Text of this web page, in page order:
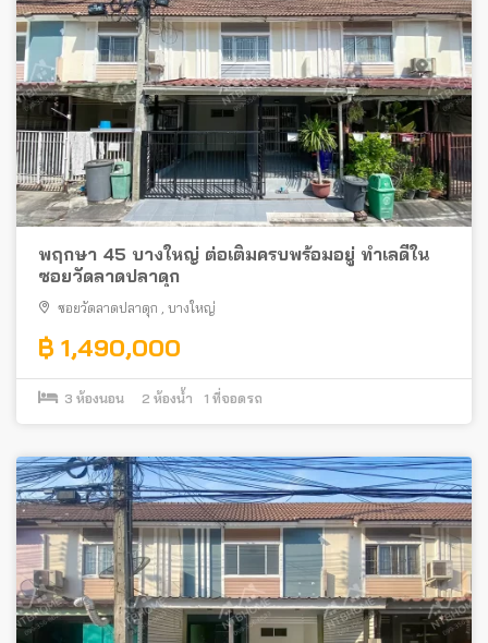
พฤกษา 45 บางใหญ่ ต่อเติมครบพร้อมอยู่ ทำเลดีใน
ซอยวัดลาดปลาดุก
ซอยวัดลาดปลาดุก บางใหญ่
฿ 1,490,000
3 ห้องนอน 2 ห้องน้ำ 1 ที่จอดรถ